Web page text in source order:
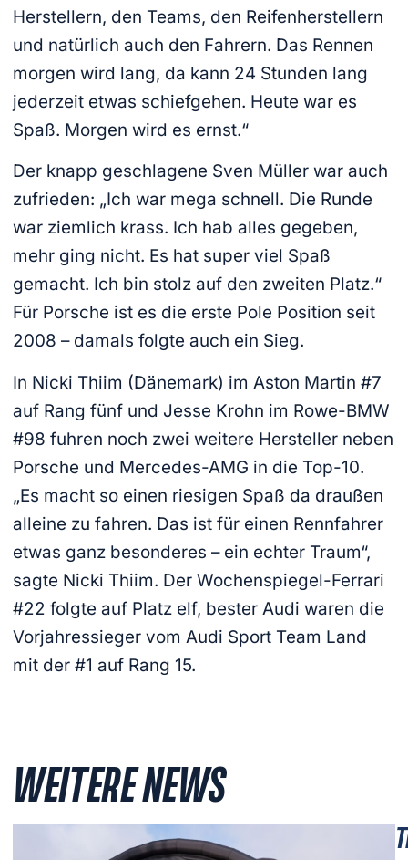
Herstellern, den Teams, den Reifenherstellern
und natürlich auch den Fahrern. Das Rennen
morgen wird lang, da kann 24 Stunden lang
jederzeit etwas schiefgehen. Heute war es
Spaß. Morgen wird es ernst.“
Der knapp geschlagene Sven Müller war auch
zufrieden: „Ich war mega schnell. Die Runde
war ziemlich krass. Ich hab alles gegeben,
mehr ging nicht. Es hat super viel Spaß
gemacht. Ich bin stolz auf den zweiten Platz.“
Für Porsche ist es die erste Pole Position seit
2008 – damals folgte auch ein Sieg.
In Nicki Thiim (Dänemark) im Aston Martin #7
auf Rang fünf und Jesse Krohn im Rowe-BMW
#98 fuhren noch zwei weitere Hersteller neben
Porsche und Mercedes-AMG in die Top-10.
„Es macht so einen riesigen Spaß da draußen
alleine zu fahren. Das ist für einen Rennfahrer
etwas ganz besonderes – ein echter Traum“,
sagte Nicki Thiim. Der Wochenspiegel-Ferrari
#22 folgte auf Platz elf, bester Audi waren die
Vorjahressieger vom Audi Sport Team Land
mit der #1 auf Rang 15.
WEITERE NEWS